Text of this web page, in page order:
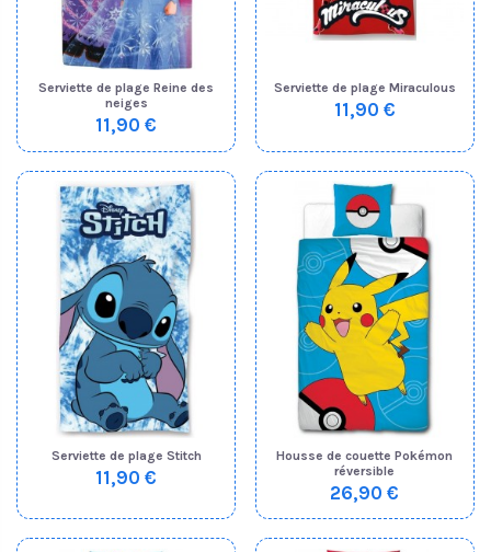
Serviette de plage Reine des
neiges
11,90 €
Serviette de plage Miraculous
11,90 €
Serviette de plage Stitch
11,90 €
Housse de couette Pokémon
réversible
26,90 €